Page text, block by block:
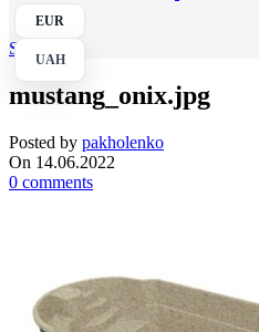
EUR
UAH
Search
mustang_onix.jpg
Posted by pakholenko
On 14.06.2022
0 comments